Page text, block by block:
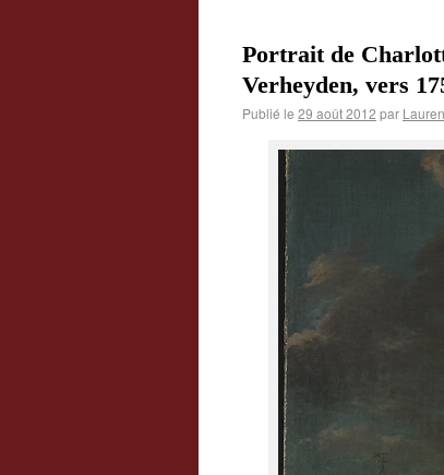
Portrait de
Verheyden, vers
Publié le 29 août 2012 par